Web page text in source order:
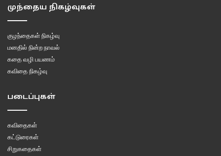
முந்தைய நிகழ்வுகள்
குழந்தைகள் நிகழ்வு
மனதில் நின்ற நாவல்
கதை வழி பயணம்
கவிதை நிகழ்வு
படைப்புகள்
கவிதைகள்
கட்டுரைகள்
சிறுகதைகள்